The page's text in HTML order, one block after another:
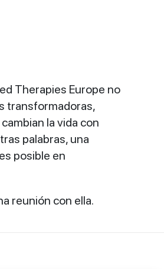
Therapies Europe no
transformadoras,
la vida con
palabras, una
posible en
reunión con ella.